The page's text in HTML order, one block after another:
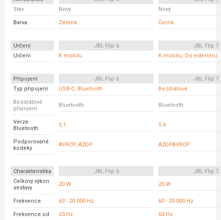
Stav
Nový Nový
Barva Zelená Černá
Určení JBL Flip 6
JBL Flip 7
Určení
K mobilu K mobilu, Do exteriéru
Připojení JBL Flip 6
JBL Flip 7
Typ připojení
USB-C, Bluetooth Bezdrátové
Bezdrátové
připojení
Bluetooth Bluetooth
Verze
Bluetooth
5.1 5.4
Podporované
kodeky
AVRCP, A2DP A2DPAVRCP
Charakteristika JBL Flip 6
JBL Flip 7
Celkový výkon
sestavy
20 W 25 W
Frekvence 63 - 20 000 Hz 60 - 20 000 Hz
Frekvence od 63 Hz 60 Hz